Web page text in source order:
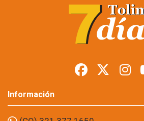
refuerzan
y recuperan
público en